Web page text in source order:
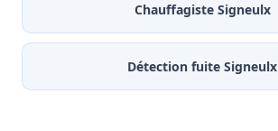
Chauffagiste Signeulx
Détection fuite Signeulx